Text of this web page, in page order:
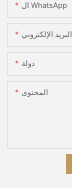
ال WhatsApp
البريد الإلكتروني
دولة
المحتوى